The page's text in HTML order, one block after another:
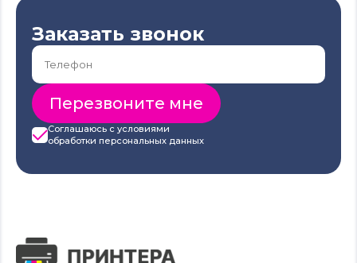
Заказать звонок
Соглашаюсь с условиями
обработки персональных данных